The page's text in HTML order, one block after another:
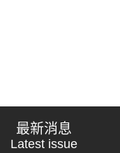
最新消息
Latest issue